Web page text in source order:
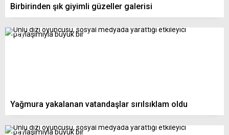
Birbirinden şık giyimli güzeller galerisi
Yağmura yakalanan vatandaşlar sırılsıklam oldu